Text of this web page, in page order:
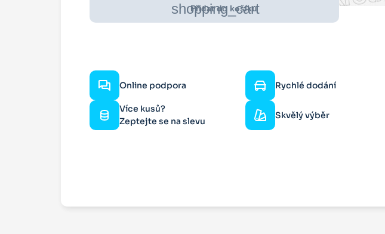
shopping_cart
Přidat do košíku
Online podpora Rychlé dodání
Více kusů?
Zeptejte se na slevu
Skvělý výběr